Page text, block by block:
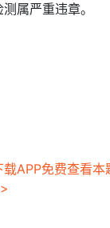
属严重违章。
APP免费查看